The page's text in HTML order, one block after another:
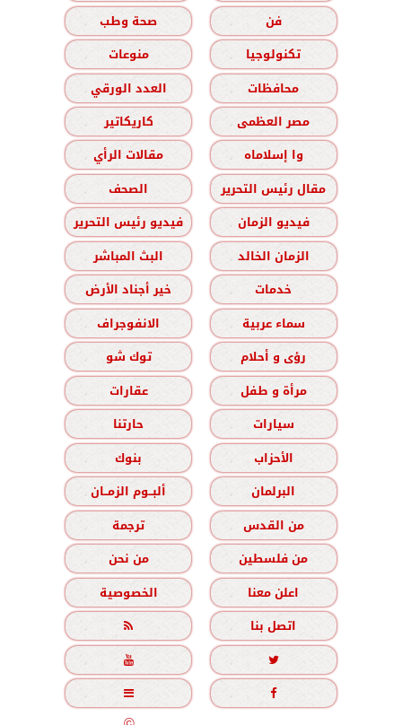
فن
صحة وطب
تكنولوجيا
منوعات
محافظات
العدد الورقي
مصر العظمى
كاريكاتير
وا إسلاماه
مقالات الرأي
مقال رئيس التحرير
الصحف
فيديو الزمان
فيديو رئيس التحرير
الزمان الخالد
البث المباشر
خدمات
خير أجناد الأرض
سماء عربية
الانفوجراف
رؤى و أحلام
توك شو
مرأة و طفل
عقارات
سيارات
حارتنا
الأحزاب
بنوك
البرلمان
ألبــوم الزمــان
من القدس
ترجمة
من فلسطين
من نحن
اعلن معنا
الخصوصية
اتصل بنا




